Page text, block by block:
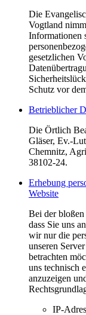
Die
Vogtland
Informationen
gesetzlichen
Schutz vor
Betrieblicher
Die Örtlich
Gläser, Ev.-
Chemnitz,
38102-24.
Erhebung
Website
Bei der
dass Sie uns
wir nur die
unseren
betrachten
uns technisch
anzuzeigen
IP-